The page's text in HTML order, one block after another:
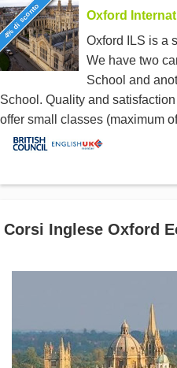
4% di sconto
Oxford
Oxford ILS is a
We have two
School and
School. Quality and
offer small classes (maximum
Corsi Inglese Oxford